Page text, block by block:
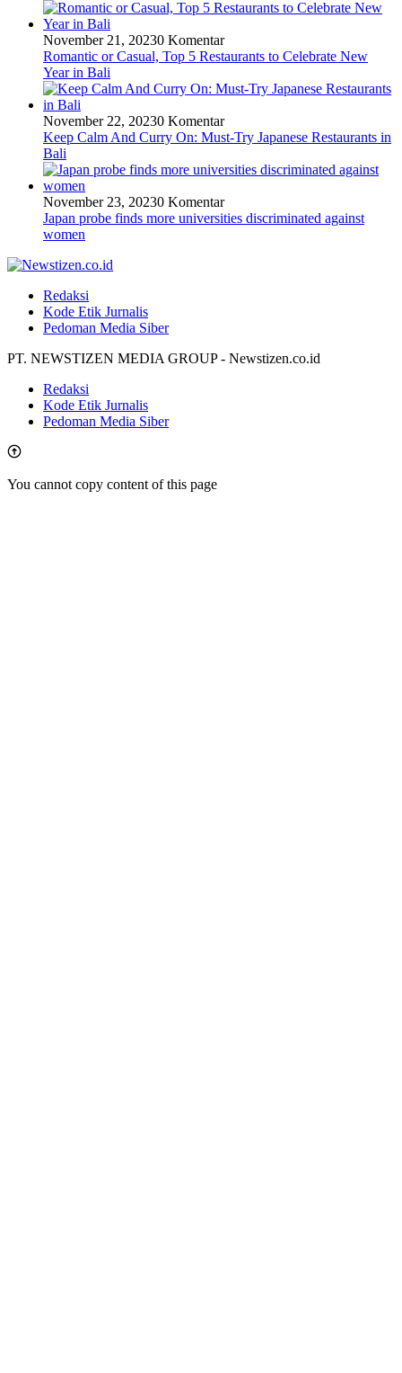
November 21, 20230 Komentar
Romantic or Casual, Top 5 Restaurants to Celebrate New
Year in Bali
November 22, 20230 Komentar
Keep Calm And Curry On: Must-Try Japanese Restaurants in
Bali
November 23, 20230 Komentar
Japan probe finds more universities discriminated against
women
Redaksi
Kode Etik Jurnalis
Pedoman Media Siber
PT. NEWSTIZEN MEDIA GROUP - Newstizen.co.id
Redaksi
Kode Etik Jurnalis
Pedoman Media Siber
You cannot copy content of this page